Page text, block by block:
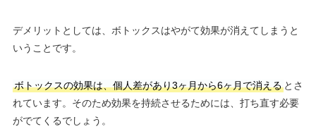
デメリットとしては、ボトックスはやがて効果が消えてしまうと
いうことです。
ボトックスの効果は、個人差があり3ヶ月から6ヶ月で消えるとさ
れています。そのため効果を持続させるためには、打ち直す必要
がでてくるでしょう。